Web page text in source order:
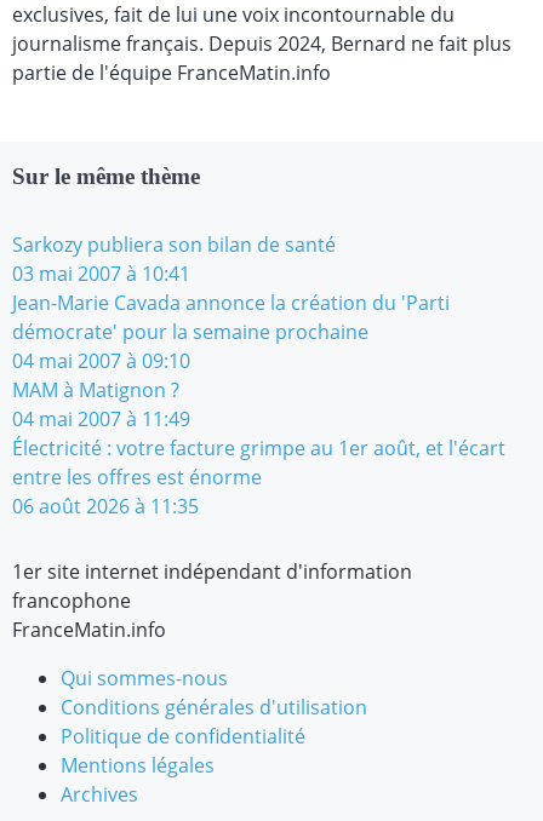
exclusives, fait de lui une voix incontournable du
journalisme français. Depuis 2024, Bernard ne fait plus
partie de l'équipe FranceMatin.info
Sur le même thème
Sarkozy publiera son bilan de santé
03 mai 2007 à 10:41
Jean-Marie Cavada annonce la création du 'Parti
démocrate' pour la semaine prochaine
04 mai 2007 à 09:10
MAM à Matignon ?
04 mai 2007 à 11:49
Électricité : votre facture grimpe au 1er août, et l'écart
entre les offres est énorme
06 août 2026 à 11:35
1er site internet indépendant d'information
francophone
FranceMatin.info
Qui sommes-nous
Conditions générales d'utilisation
Politique de confidentialité
Mentions légales
Archives